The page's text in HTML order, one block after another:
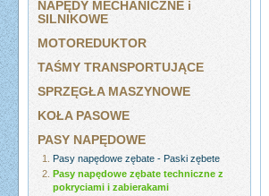
NAPĘDY MECHANICZNE i
SILNIKOWE
MOTOREDUKTOR
TAŚMY TRANSPORTUJĄCE
SPRZĘGŁA MASZYNOWE
KOŁA PASOWE
PASY NAPĘDOWE
Pasy napędowe zębate - Paski zębete
Pasy napędowe zębate techniczne z
pokryciami i zabierakami